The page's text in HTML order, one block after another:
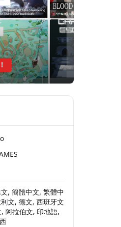
, 簡體中文, 繁體中
文, 德文, 西班牙文
阿拉伯文, 印地語,